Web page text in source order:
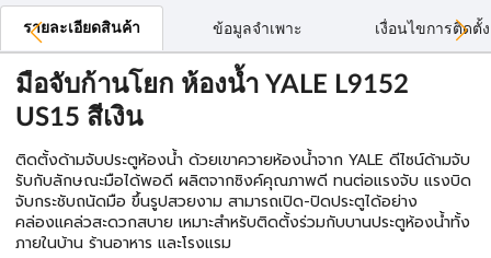
รายละเอียดสินค้า ข้อมูลจำเพาะ เงื่อนไขการติดตั้ง
มือจับก้านโยก ห้องน้ำ YALE L9152
US15 สีเงิน
ติดตั้งด้ามจับประตูห้องน้ำ ด้วยเขาควายห้องน้ำจาก YALE ดีไซน์ด้ามจับ
รับกับลักษณะมือได้พอดี ผลิตจากซิงค์คุณภาพดี ทนต่อแรงจับ แรงบิด
จับกระชับถนัดมือ ขึ้นรูปสวยงาม สามารถเปิด-ปิดประตูได้อย่าง
คล่องแคล่วสะดวกสบาย เหมาะสำหรับติดตั้งร่วมกับบานประตูห้องน้ำทั้ง
ภายในบ้าน ร้านอาหาร และโรงแรม